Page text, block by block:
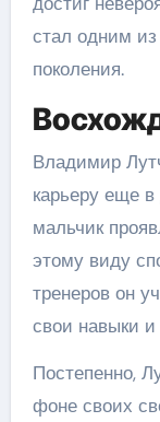
стал одним из
поколения.
Владимир
карьеру еще
мальчик
этому виду
тренеров он
свои навыки
Постепенно,
фоне своих